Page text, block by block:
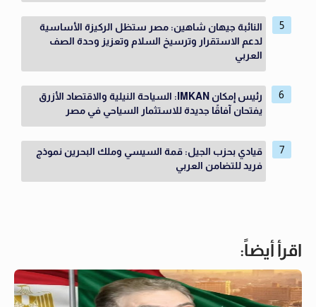
النائبة جيهان شاهين: مصر ستظل الركيزة الأساسية
لدعم الاستقرار وترسيخ السلام وتعزيز وحدة الصف
العربي
رئيس إمكان IMKAN: السياحة النيلية والاقتصاد الأزرق
يفتحان آفاقًا جديدة للاستثمار السياحي في مصر
قيادي بحزب الجيل: قمة السيسي وملك البحرين نموذج
فريد للتضامن العربي
اقرأ أيضاً: